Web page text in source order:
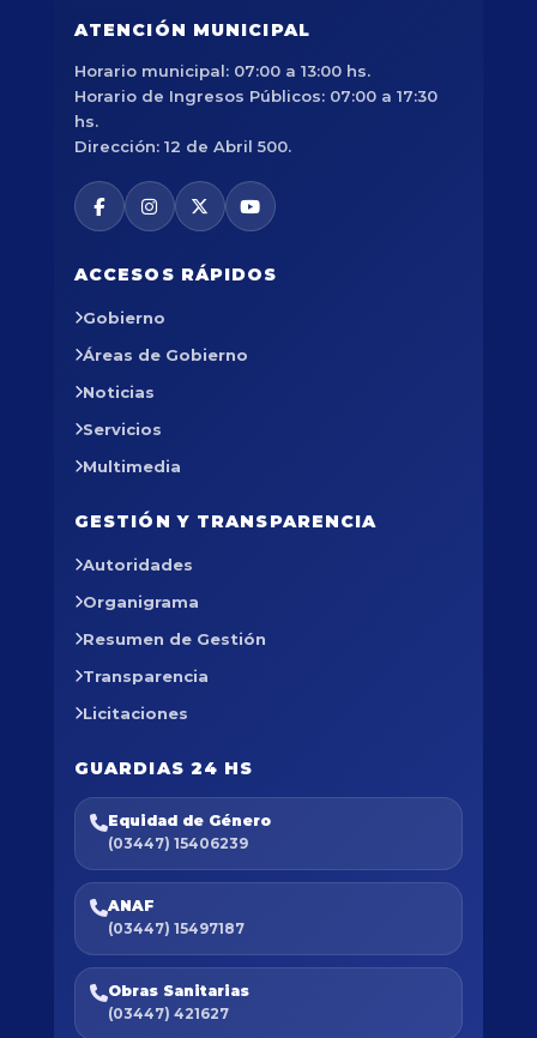
ATENCIÓN MUNICIPAL
Horario municipal: 07:00 a 13:00 hs.
Horario de Ingresos Públicos: 07:00 a 17:30
hs.
Dirección: 12 de Abril 500.
ACCESOS RÁPIDOS
Gobierno
Áreas de Gobierno
Noticias
Servicios
Multimedia
GESTIÓN Y TRANSPARENCIA
Autoridades
Organigrama
Resumen de Gestión
Transparencia
Licitaciones
GUARDIAS 24 HS
Equidad de Género
(03447) 15406239
ANAF
(03447) 15497187
Obras Sanitarias
(03447) 421627